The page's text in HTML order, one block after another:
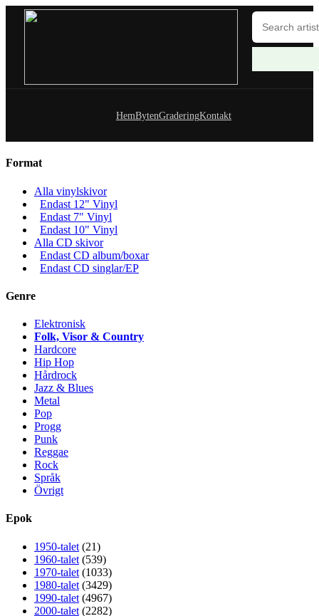
HemBytenGraderingKontakt
Format
Alla vinylskivor
Endast 12" Vinyl
Endast 7" Vinyl
Endast 10" Vinyl
Alla CD skivor
Endast CD album/boxar
Endast CD singlar/EP
Genre
Elektronisk
Folk, Visor & Country
Hardcore
Hip Hop
Hårdrock
Jazz & Blues
Metal
Pop
Progg
Punk
Reggae
Rock
Språk
Övrigt
Epok
1950-talet (21)
1960-talet (539)
1970-talet (1033)
1980-talet (3429)
1990-talet (4967)
2000-talet (2282)